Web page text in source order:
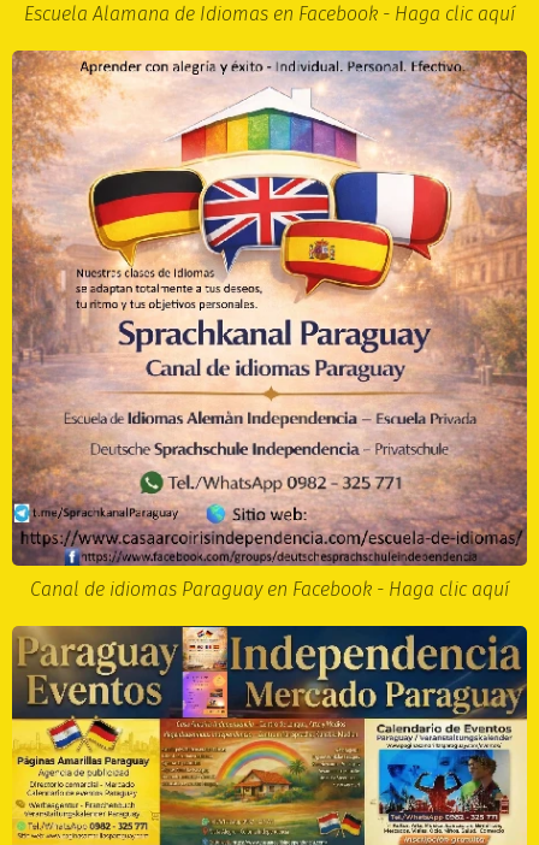
Escuela Alamana de Idiomas en Facebook - Haga clic aquí
Canal de idiomas Paraguay en Facebook - Haga clic aquí